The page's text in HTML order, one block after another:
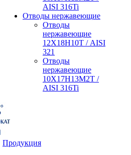
AISI 316Ti
Отводы нержавеющие
Отводы
нержавеющие
12Х18Н10Т / AISI
321
Отводы
нержавеющие
10Х17Н13М2Т /
AISI 316Ti
Продукция